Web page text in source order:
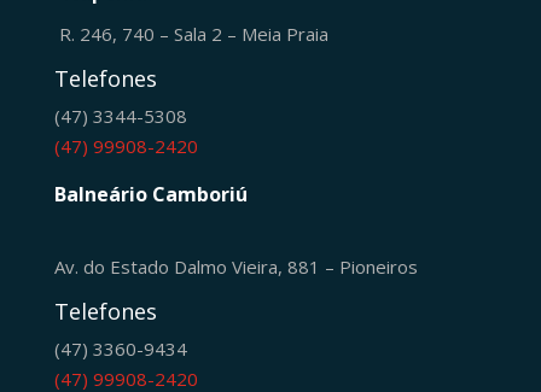
R. 246, 740 – Sala 2 – Meia Praia
Telefones
(47) 3344-5308
(47) 99908-2420
Balneário Camboriú
Av. do Estado Dalmo Vieira, 881 – Pioneiros
Telefones
(47) 3360-9434
(47) 99908-2420